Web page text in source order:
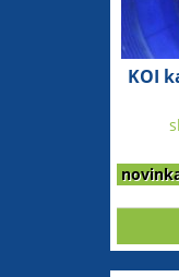
KOI